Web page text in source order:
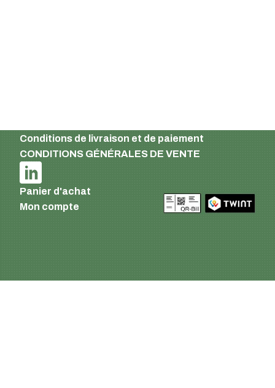
Conditions de livraison et de paiement
CONDITIONS GÉNÉRALES DE VENTE
Panier d'achat
Mon compte